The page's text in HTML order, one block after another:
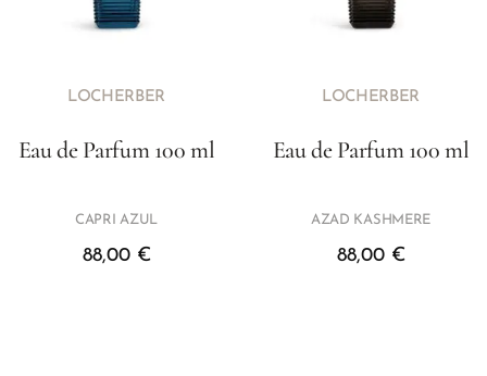
LOCHERBER
Eau de Parfum 100 ml
CAPRI AZUL
88,00 €
LOCHERBER
Eau de Parfum 100 ml
AZAD KASHMERE
88,00 €